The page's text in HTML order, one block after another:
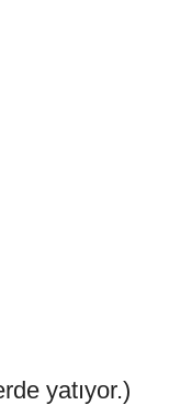
yatıyor.)